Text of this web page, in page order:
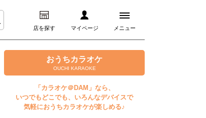
店を探す マイページ メニュー
ログイン
マイページ
プレミアムサービス
おうちカラオケ
OUCHI KARAOKE
「カラオケ＠DAM」なら、
いつでもどこでも、いろんなデバイスで
気軽におうちカラオケが楽しめる♪